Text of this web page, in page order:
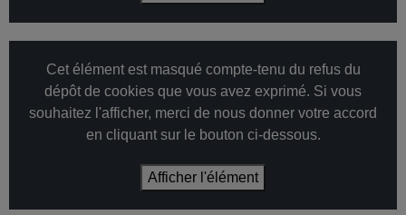
Cet élément est masqué compte-tenu du refus du
dépôt de cookies que vous avez exprimé. Si vous
souhaitez l'afficher, merci de nous donner votre accord
en cliquant sur le bouton ci-dessous.
Afficher l'élément